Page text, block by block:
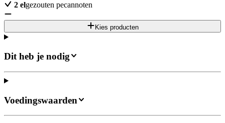
2 elgezouten pecannoten
Kies producten
Dit heb je nodig
Voedingswaarden